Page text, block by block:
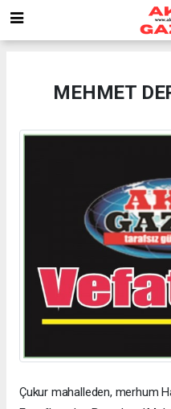
MEHMET
Çukur mahalleden, merhum